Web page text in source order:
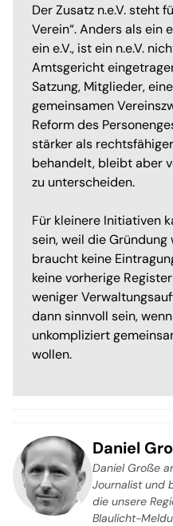
Der Zusatz n.e.V. steht
Verein“. Anders als ein
ein e.V., ist ein n.e.V.
Amtsgericht
Satzung, Mitglieder,
gemeinsamen
Reform des
stärker als
behandelt, bleibt aber
zu unterscheiden.
Für kleinere Initiativen
sein, weil die Gründung
braucht keine
keine vorherige
weniger
dann sinnvoll sein,
unkompliziert
wollen.
Daniel
Daniel Große
Journalist und
die unsere
Blaulicht-